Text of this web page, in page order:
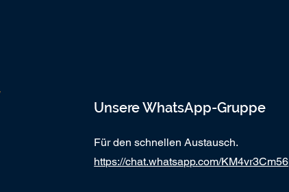
Unsere WhatsApp-Gruppe
Für den schnellen Austausch.
https://chat.whatsapp.com/